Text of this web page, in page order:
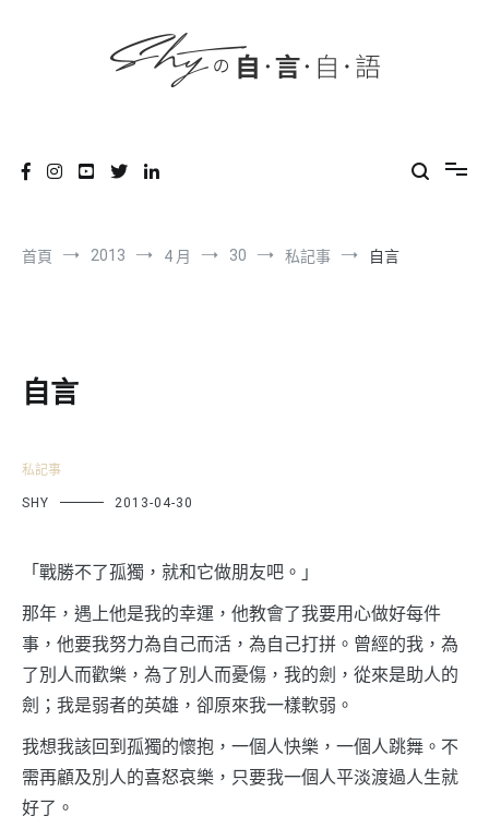
首頁 2013 4 月 30 私記事 自言
自言
私記事
SHY 2013-04-30
「戰勝不了孤獨，就和它做朋友吧。」
那年，遇上他是我的幸運，他教會了我要用心做好每件
事，他要我努力為自己而活，為自己打拼。曾經的我，為
了別人而歡樂，為了別人而憂傷，我的劍，從來是助人的
劍；我是弱者的英雄，卻原來我一樣軟弱。
我想我該回到孤獨的懷抱，一個人快樂，一個人跳舞。不
需再顧及別人的喜怒哀樂，只要我一個人平淡渡過人生就
好了。